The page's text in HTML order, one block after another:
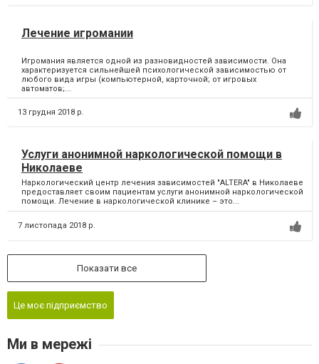
Лечение игромании
Игромания является одной из разновидностей зависимости. Она
характеризуется сильнейшей психологической зависимостью от
любого вида игры (компьютерной, карточной; от игровых
автоматов;...
13 грудня 2018 р.
Услуги анонимной наркологической помощи в
Николаеве
Наркологический центр лечения зависимостей "ALTERA" в Николаеве
предоставляет своим пациентам услуги анонимной наркологической
помощи. Лечение в наркологической клинике – это...
7 листопада 2018 р.
Показати все
Це моє підприємство
Ми в мережі